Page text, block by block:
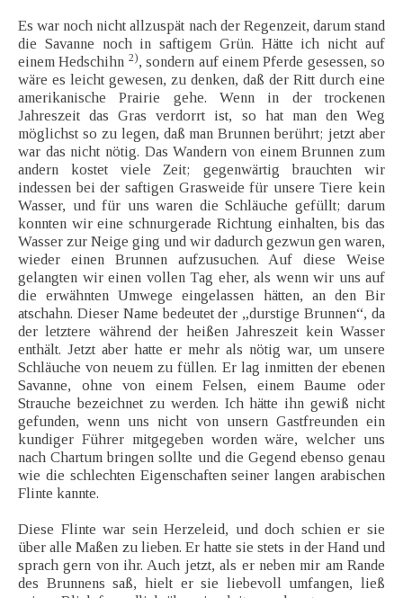
Es war noch nicht allzuspät nach der Regenzeit, darum stand
die Savanne noch in saftigem Grün. Hätte ich nicht auf
einem Hedschihn 2), sondern auf einem Pferde gesessen, so
wäre es leicht gewesen, zu denken, daß der Ritt durch eine
amerikanische Prairie gehe. Wenn in der trockenen
Jahreszeit das Gras verdorrt ist, so hat man den Weg
möglichst so zu legen, daß man Brunnen berührt; jetzt aber
war das nicht nötig. Das Wandern von einem Brunnen zum
andern kostet viele Zeit; gegenwärtig brauchten wir
indessen bei der saftigen Grasweide für unsere Tiere kein
Wasser, und für uns waren die Schläuche gefüllt; darum
konnten wir eine schnurgerade Richtung einhalten, bis das
Wasser zur Neige ging und wir dadurch gezwun gen waren,
wieder einen Brunnen aufzusuchen. Auf diese Weise
gelangten wir einen vollen Tag eher, als wenn wir uns auf
die erwähnten Umwege eingelassen hätten, an den Bir
atschahn. Dieser Name bedeutet der „durstige Brunnen“, da
der letztere während der heißen Jahreszeit kein Wasser
enthält. Jetzt aber hatte er mehr als nötig war, um unsere
Schläuche von neuem zu füllen. Er lag inmitten der ebenen
Savanne, ohne von einem Felsen, einem Baume oder
Strauche bezeichnet zu werden. Ich hätte ihn gewiß nicht
gefunden, wenn uns nicht von unsern Gastfreunden ein
kundiger Führer mitgegeben worden wäre, welcher uns
nach Chartum bringen sollte und die Gegend ebenso genau
wie die schlechten Eigenschaften seiner langen arabischen
Flinte kannte.
Diese Flinte war sein Herzeleid, und doch schien er sie
über alle Maßen zu lieben. Er hatte sie stets in der Hand und
sprach gern von ihr. Auch jetzt, als er neben mir am Rande
des Brunnens saß, hielt er sie liebevoll umfangen, ließ